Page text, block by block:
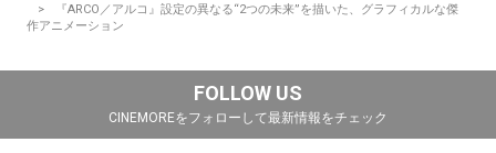
『ARCO／アルコ』設定の異なる“2つの未来”を描いた、グラフィカルな傑
作アニメーション
FOLLOW US
CINEMOREをフォローして最新情報をチェック